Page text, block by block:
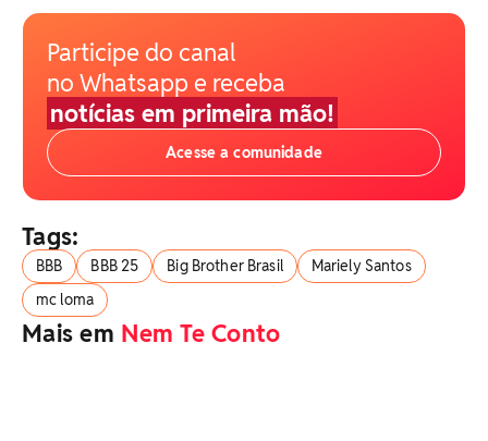
Participe do canal
no Whatsapp e receba
notícias em primeira mão!
Acesse a comunidade
Tags:
BBB BBB 25 Big Brother Brasil
Mariely Santos
mc loma
Mais em Nem Te Conto